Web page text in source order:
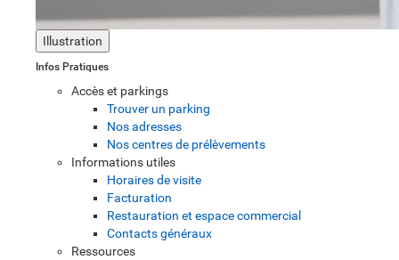
Illustration
Infos Pratiques
Accès et parkings
Trouver un parking
Nos adresses
Nos centres de prélèvements
Informations utiles
Horaires de visite
Facturation
Restauration et espace commercial
Contacts généraux
Ressources